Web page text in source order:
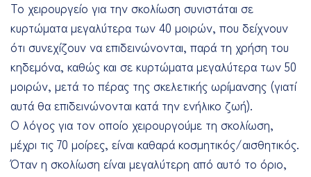
Το χειρουργείο για την σκολίωση συνιστάται σε
κυρτώματα μεγαλύτερα των 40 μοιρών, που δείχνουν
ότι συνεχίζουν να επιδεινώνονται, παρά τη χρήση του
κηδεμόνα, καθώς και σε κυρτώματα μεγαλύτερα των 50
μοιρών, μετά το πέρας της σκελετικής ωρίμανσης (γιατί
αυτά θα επιδεινώνονται κατά την ενήλικο ζωή).
Ο λόγος για τον οποίο χειρουργούμε τη σκολίωση,
μέχρι τις 70 μοίρες, είναι καθαρά κοσμητικός/αισθητικός.
Όταν η σκολίωση είναι μεγαλύτερη από αυτό το όριο,